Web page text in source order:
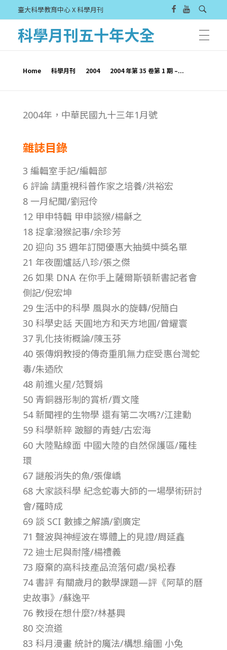
臺大科學教育中心 X 科學月刊
科學月刊五十年大全
Home 科學月刊 2004 2004 年第 35 卷第 1 期 –...
2
0
4
年
第
3
5
卷
第
1
期
–
總
號
第
4
0
9
期
2004年，中華民國九十三年1月號
雜誌目錄
3 編輯室手記/編輯部
6 評論 請重視科普作家之培養/洪裕宏
8 一月紀聞/劉冠伶
12 甲申特輯 甲申談猴/楊龢之
18 捉拿潑猴記事/余珍芳
20 迎向 35 週年訂閱優惠大抽獎中獎名單
21 年夜圍爐話八珍/張之傑
26 如果 DNA 在你手上薩爾斯頓新書記者會
側記/倪宏坤
29 生活中的科學 風與水的旋轉/倪簡白
30 科學史話 天圓地方和天方地圓/曾耀寰
37 乳化技術概論/陳玉芬
40 張傳炯教授的傳奇重肌無力症受惠台灣蛇
毒/朱迺欣
48 前進火星/范賢娟
50 青銅器形制的賞析/賈文隆
54 新聞裡的生物學 還有第二次嗎?/江建勳
59 科學新粹 跛腳的青蛙/古宏海
60 大陸點線面 中國大陸的自然保護區/羅桂
環
67 謎般消失的魚/張偉嶠
68 大家談科學 紀念蛇毒大師的一場學術研討
會/羅時成
69 談 SCI 數據之解讀/劉廣定
71 聲波與神經波在導體上的見證/周延鑫
72 迪士尼與耐隆/楊禮義
73 廢棄的高科技產品流落何處/吳松春
74 書評 有關歲月的數學課題—評《阿草的曆
史故事》/蘇逸平
76 教授在想什麼?/林基興
80 交流道
83 科月漫畫 統計的魔法/構想.繪圖 小兔